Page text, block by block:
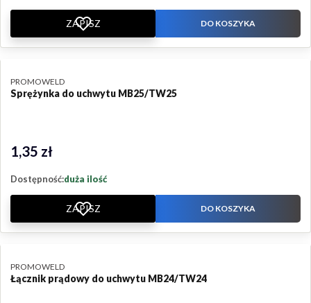
ZAPISZ DO KOSZYKA
Sprężynka do uchwytu MB25/TW25
PRODUCENT
PROMOWELD
Cena
1,35 zł
Dostępność:duża ilość
ZAPISZ DO KOSZYKA
Łącznik prądowy do uchwytu MB24/TW24
PRODUCENT
PROMOWELD